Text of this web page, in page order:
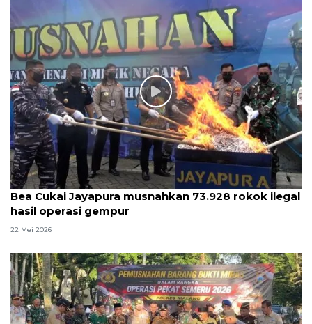
Bea Cukai Jayapura musnahkan 73.928 rokok ilegal
hasil operasi gempur
22 Mei 2026